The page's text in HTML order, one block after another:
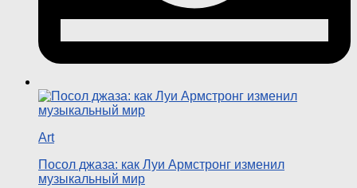
Art
Посол джаза: как Луи Армстронг изменил
музыкальный мир